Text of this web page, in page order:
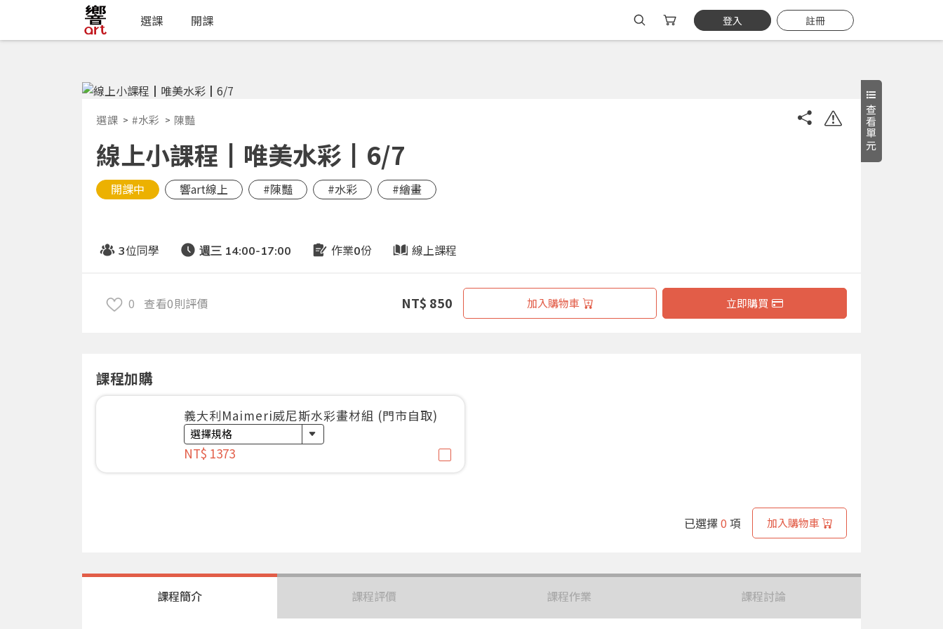
選課 開課 登入 註冊
查看單元
選課 #水彩 陳豔
線上小課程┃唯美水彩┃6/7
開課中 響art線上 #陳豔 #水彩 #繪畫
3位同學 週三 14:00-17:00 作業0份 線上課程
0 查看0則評價 NT$ 850 加入購物車 立即購買
課程加購
義大利Maimeri威尼斯水彩畫材組 (門市自取)
NT$ 1373
已選擇0 項 加入購物車
課程簡介 課程評價 課程作業 課程討論